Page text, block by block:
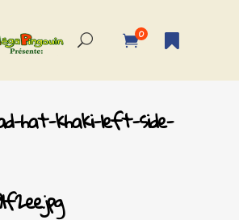
0
hat-khaki-left-side-